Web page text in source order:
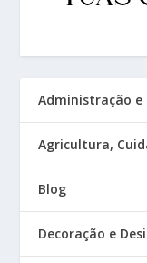
Administração e
Agricultura,
Blog
Decoração e